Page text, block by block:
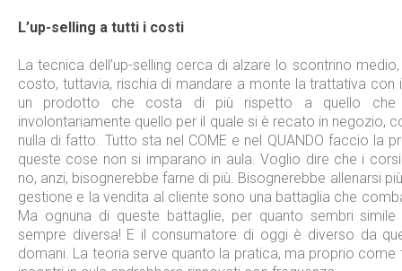
L’up-selling a tutti i costi
La tecnica dell’up-selling cerca di alzare lo scontrino
costo, tuttavia, rischia di mandare a monte la trattativa
un prodotto che costa di più rispetto a quello che
involontariamente quello per il quale si è recato in negozio,
nulla di fatto. Tutto sta nel COME e nel QUANDO faccio la
queste cose non si imparano in aula. Voglio dire che i
no, anzi, bisognerebbe farne di più. Bisognerebbe allenarsi
gestione e la vendita al cliente sono una battaglia che
Ma ognuna di queste battaglie, per quanto sembri
sempre diversa! E il consumatore di oggi è diverso da
domani. La teoria serve quanto la pratica, ma proprio